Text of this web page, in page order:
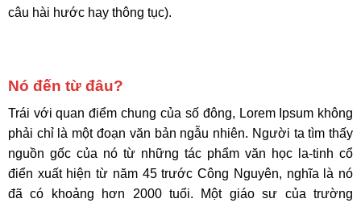
câu hài hước hay thông tục).
Nó đến từ đâu?
Trái với quan điểm chung của số đông, Lorem Ipsum không
phải chỉ là một đoạn văn bản ngẫu nhiên. Người ta tìm thấy
nguồn gốc của nó từ những tác phẩm văn học la-tinh cổ
điển xuất hiện từ năm 45 trước Công Nguyên, nghĩa là nó
đã có khoảng hơn 2000 tuổi. Một giáo sư của trường